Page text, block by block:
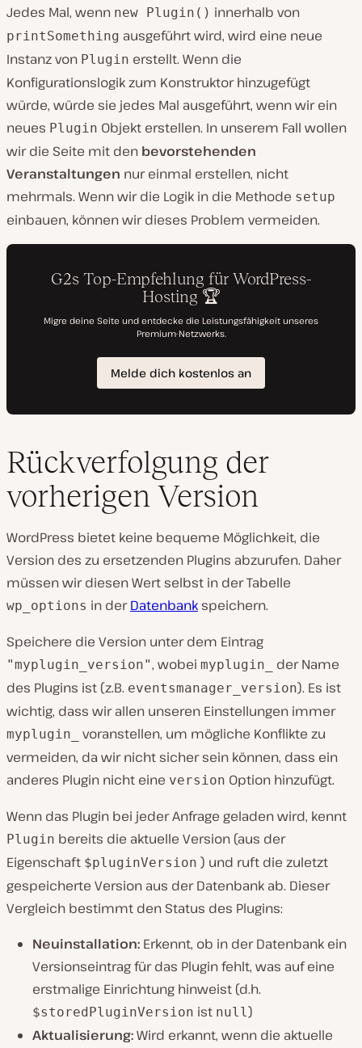
Jedes Mal, wenn new Plugin() innerhalb von
printSomething ausgeführt wird, wird eine neue
Instanz von Plugin erstellt. Wenn die
Konfigurationslogik zum Konstruktor hinzugefügt
würde, würde sie jedes Mal ausgeführt, wenn wir ein
neues Plugin Objekt erstellen. In unserem Fall wollen
wir die Seite mit den bevorstehenden
Veranstaltungen nur einmal erstellen, nicht
mehrmals. Wenn wir die Logik in die Methode setup
einbauen, können wir dieses Problem vermeiden.
Rückverfolgung der
vorherigen Version
WordPress bietet keine bequeme Möglichkeit, die
Version des zu ersetzenden Plugins abzurufen. Daher
müssen wir diesen Wert selbst in der Tabelle
wp_options in derDatenbank speichern.
Speichere die Version unter dem Eintrag
"myplugin_version", wobei myplugin_
der Name
des Plugins ist (z.B. eventsmanager_version). Es ist
wichtig, dass wir allen unseren Einstellungen immer
myplugin_
voranstellen, um mögliche Konflikte zu
vermeiden, da wir nicht sicher sein können, dass ein
anderes Plugin nicht eine version Option hinzufügt.
Wenn das Plugin bei jeder Anfrage geladen wird, kennt
Plugin bereits die aktuelle Version (aus der
Eigenschaft $pluginVersion ) und ruft die zuletzt
gespeicherte Version aus der Datenbank ab. Dieser
Vergleich bestimmt den Status des Plugins:
Neuinstallation: Erkennt, ob in der Datenbank ein
Versionseintrag für das Plugin fehlt, was auf eine
erstmalige Einrichtung hinweist (d.h.
$storedPluginVersion ist null)
Aktualisierung:Wird erkannt, wenn die aktuelle